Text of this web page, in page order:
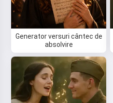
Generator versuri cântec de
absolvire